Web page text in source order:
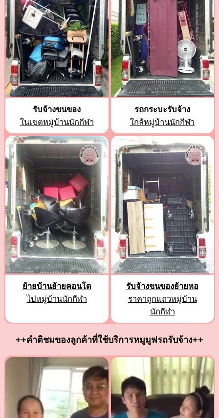
รับจ้างขนของ
ในเขตหมู่บ้านนักกีฬา
รถกระบะรับจ้าง
ใกล้หมู่บ้านนักกีฬา
ย้ายบ้านย้ายคอนโด
ไปหมู่บ้านนักกีฬา
รับจ้างขนของย้ายหอ
ราคาถูกแถวหมู่บ้าน
นักกีฬา
++คำติชมของลูกค้าที่ใช้บริการหมูมูฟรถรับจ้าง++